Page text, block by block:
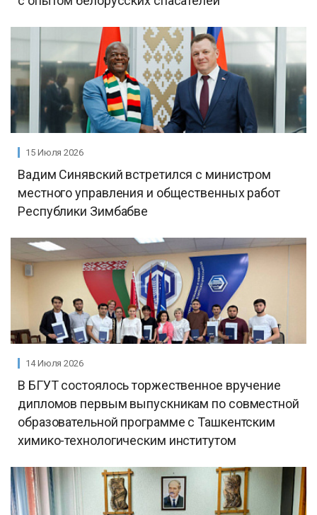
15 Июля 2026
Вадим Синявский встретился с министром
местного управления и общественных работ
Республики Зимбабве
14 Июля 2026
В БГУТ состоялось торжественное вручение
дипломов первым выпускникам по совместной
образовательной программе с Ташкентским
химико-технологическим институтом